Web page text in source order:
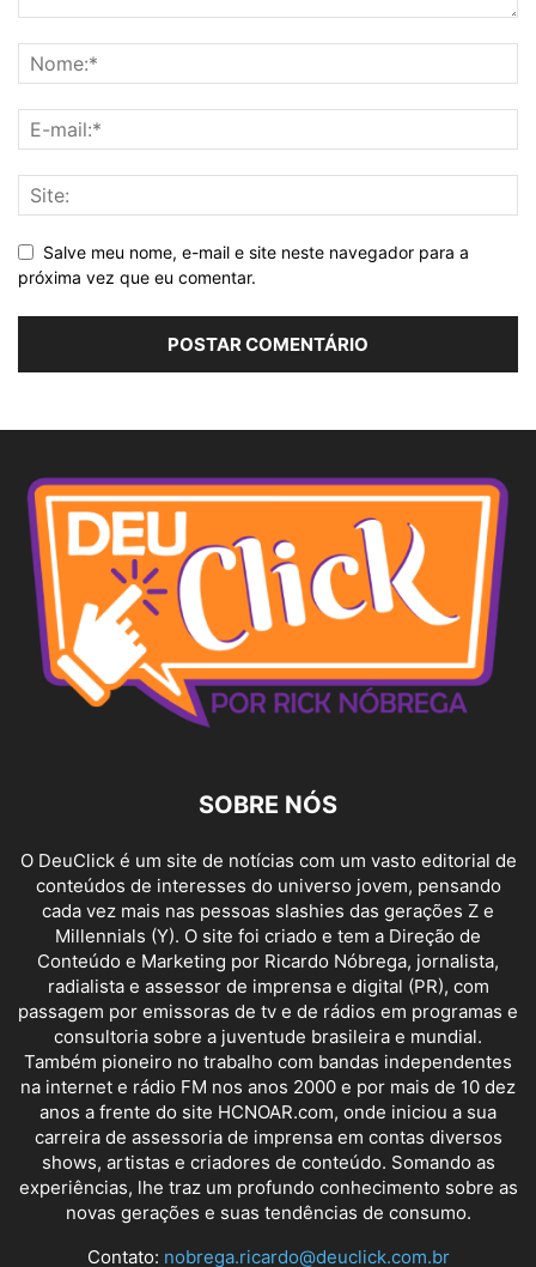
Salve meu nome, e-mail e site neste navegador para a
próxima vez que eu comentar.
SOBRE NÓS
O DeuClick é um site de notícias com um vasto editorial de
conteúdos de interesses do universo jovem, pensando
cada vez mais nas pessoas slashies das gerações Z e
Millennials (Y). O site foi criado e tem a Direção de
Conteúdo e Marketing por Ricardo Nóbrega, jornalista,
radialista e assessor de imprensa e digital (PR), com
passagem por emissoras de tv e de rádios em programas e
consultoria sobre a juventude brasileira e mundial.
Também pioneiro no trabalho com bandas independentes
na internet e rádio FM nos anos 2000 e por mais de 10 dez
anos a frente do site HCNOAR.com, onde iniciou a sua
carreira de assessoria de imprensa em contas diversos
shows, artistas e criadores de conteúdo. Somando as
experiências, lhe traz um profundo conhecimento sobre as
novas gerações e suas tendências de consumo.
Contato: nobrega.ricardo@deuclick.com.br